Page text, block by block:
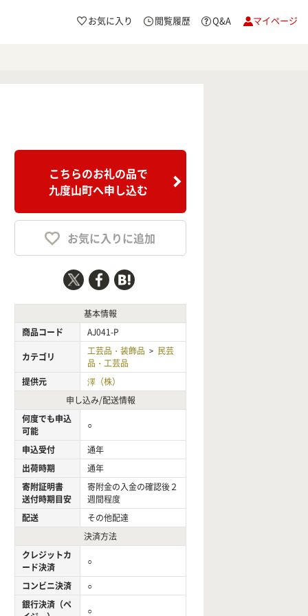
お気に入り 閲覧履歴 Q&A マイページ
こちらのお礼の品で
九度山町へ申し込む
お気に入りに追加
基本情報
商品コード
AJ041-P
カテゴリ
工芸品・装飾品 > 民芸
品・工芸品
提供元
澤（株）
申し込み/配送情報
何度でも申込
可能
○
申込受付
通年
出荷時期
通年
寄附証明書
送付時期目安
寄附金の入金の確認後２
週間程度
配送
その他配達
決済方法
クレジットカ
ード決済
○
コンビニ決済
○
銀行決済（ペ
○